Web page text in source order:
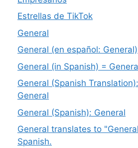
Estrellas de TikTok
General
General (en español: General)
General (in Spanish) =
General (Spanish Translation):
General
General (Spanish): General
General translates to
Spanish.